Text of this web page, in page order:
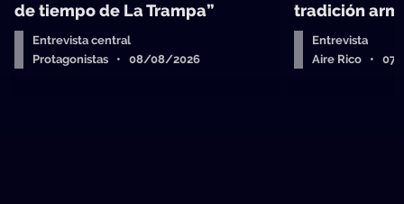
de tiempo de La Trampa”
Entrevista central
Protagonistas • 08/08/2026
tradición
Entrevista
Aire Rico •